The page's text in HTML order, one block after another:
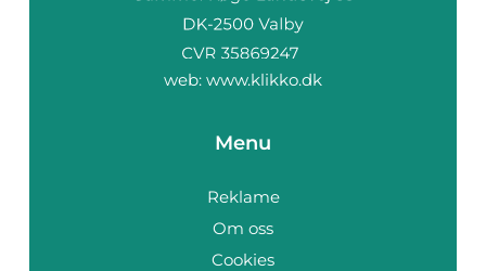
web: www.klikko.dk
Menu
Reklame
Om oss
Cookies